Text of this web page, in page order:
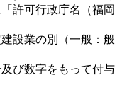
許可行政庁名（福岡
設業の別（一般：般
び数字をもって付与